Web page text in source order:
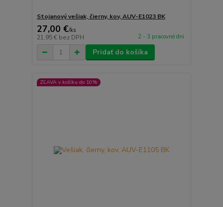
Stojanový vešiak, čierny, kov, AUV-E1023 BK
27,00 €/ks
21,95 € bez DPH 2 - 3 pracovné dni
Pridať do košíka
ZĽAVA v košíku do 10%